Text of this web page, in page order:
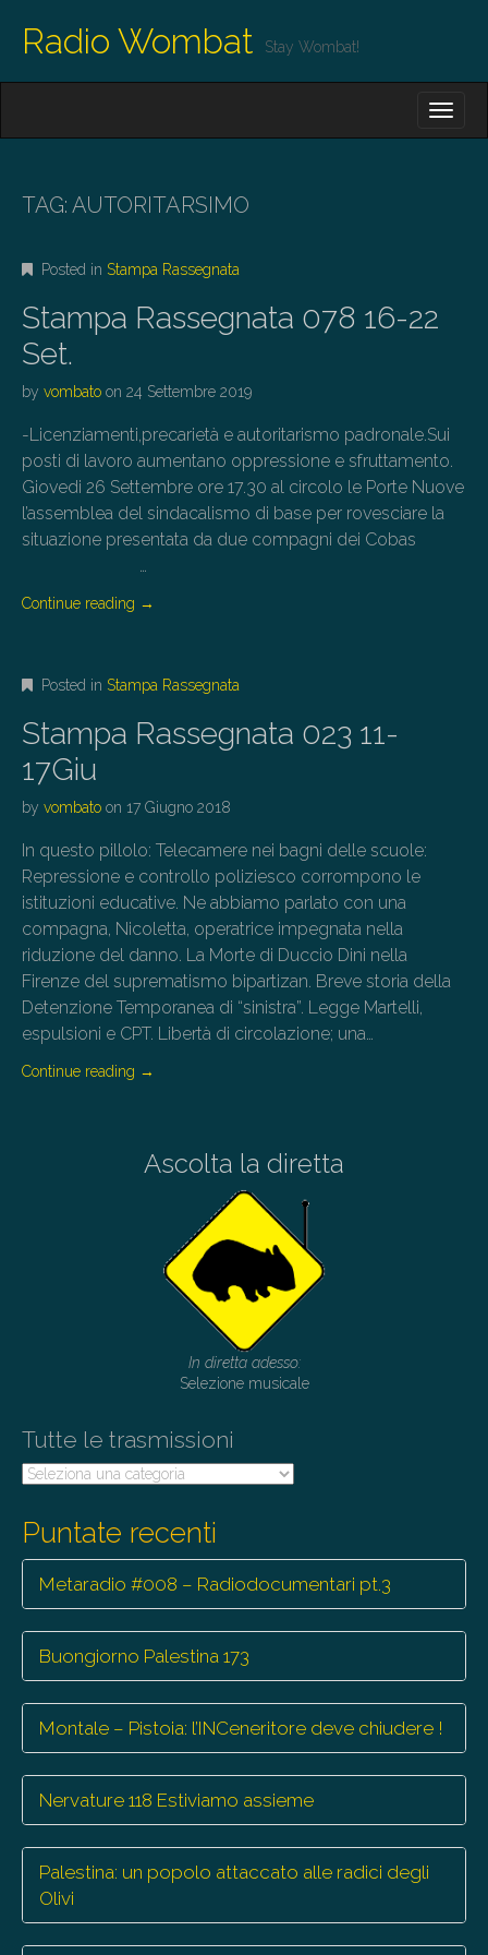
Radio Wombat Stay Wombat!
N
M
N
U
O
C
T
N
T
TAG: AUTORITARSIMO
Posted in Stampa Rassegnata
Stampa Rassegnata 078 16-22
Set.
by vombato on 24 Settembre 2019
-Licenziamenti,precarietà e autoritarismo padronale.Sui
posti di lavoro aumentano oppressione e sfruttamento.
Giovedi 26 Settembre ore 17.30 al circolo le Porte Nuove
l’assemblea del sindacalismo di base per rovesciare la
situazione presentata da due compagni dei Cobas
…
Continue reading →
Posted in Stampa Rassegnata
Stampa Rassegnata 023 11-
17Giu
by vombato on 17 Giugno 2018
In questo pillolo: Telecamere nei bagni delle scuole:
Repressione e controllo poliziesco corrompono le
istituzioni educative. Ne abbiamo parlato con una
compagna, Nicoletta, operatrice impegnata nella
riduzione del danno. La Morte di Duccio Dini nella
Firenze del suprematismo bipartizan. Breve storia della
Detenzione Temporanea di “sinistra”. Legge Martelli,
espulsioni e CPT. Libertà di circolazione; una…
Continue reading →
Ascolta la diretta
In diretta adesso:
Selezione musicale
Tutte le trasmissioni
Tutte
Puntate recenti
Metaradio #008 – Radiodocumentari pt.3
Buongiorno Palestina 173
Montale – Pistoia: l’INCeneritore deve chiudere !
Nervature 118 Estiviamo assieme
Palestina: un popolo attaccato alle radici degli
Olivi